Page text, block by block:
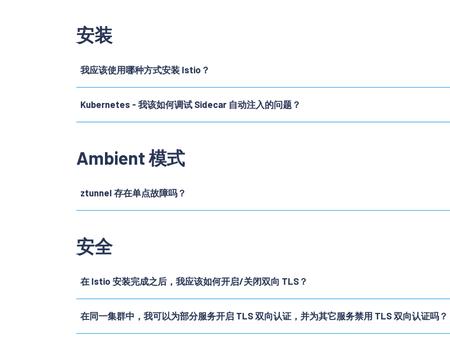
安装
我应该使用哪种方式安装 Istio？
Kubernetes - 我该如何调试 Sidecar 自动注入的问题？
Ambient 模式
ztunnel 存在单点故障吗？
安全
在 Istio 安装完成之后，我应该如何开启/关闭双向 TLS？
在同一集群中，我可以为部分服务开启 TLS 双向认证，并为其它服务禁用 TLS 双向认证吗？